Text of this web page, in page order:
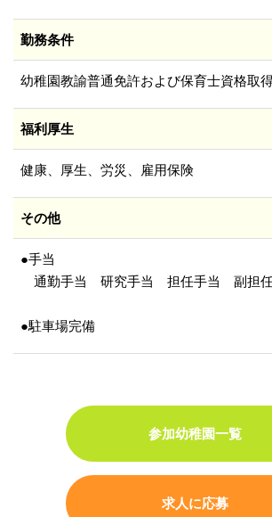
勤務条件
幼稚園教諭普通免許および保育士資格取
福利厚生
健康、厚生、労災、雇用保険
その他
●手当
通勤手当 研究手当 担任手当 副担
●駐車場完備
参加幼稚園一覧
求人に応募